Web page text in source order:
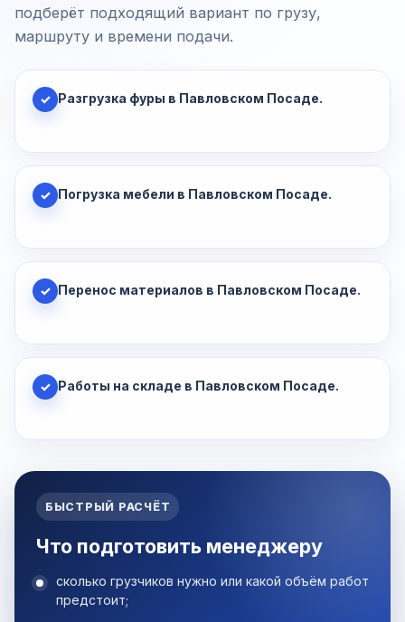
подберёт подходящий вариант по грузу,
маршруту и времени подачи.
✓ Разгрузка фуры в Павловском Посаде.
✓ Погрузка мебели в Павловском Посаде.
✓ Перенос материалов в Павловском Посаде.
✓ Работы на складе в Павловском Посаде.
БЫСТРЫЙ РАСЧЁТ
Что подготовить менеджеру
сколько грузчиков нужно или какой объём работ
предстоит;